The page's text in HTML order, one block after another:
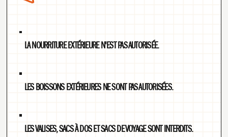
LA NOURRITURE EXTÉRIEURE N'EST PAS AUTORISÉE.
LES BOISSONS EXTÉRIEURES NE SONT PAS AUTORISÉES.
LES VALISES, SACS À DOS ET SACS DE VOYAGE SONT INTERDITS.